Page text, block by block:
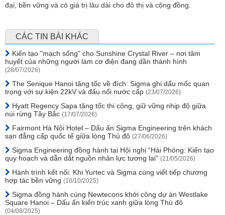
đại, bền vững và có giá trị lâu dài cho đô thị và cộng đồng.
CÁC TIN BÀI KHÁC
Kiến tạo "mạch sống" cho Sunshine Crystal River – nơi tâm
huyết của những người làm cơ điện đang dần thành hình
(28/07/2026)
The Senique Hanoi tăng tốc về đích: Sigma ghi dấu mốc quan
trọng với sự kiện 22kV và đấu nối nước cấp (23/07/2026)
Hyatt Regency Sapa tăng tốc thi công, giữ vững nhịp độ giữa
núi rừng Tây Bắc (17/07/2026)
Fairmont Hà Nội Hotel – Dấu ấn Sigma Engineering trên khách
sạn đẳng cấp quốc tế giữa lòng Thủ đô (27/06/2026)
Sigma Engineering đồng hành tại Hội nghị “Hải Phòng: Kiến tạo
quy hoạch và dẫn dắt nguồn nhân lực tương lai” (21/05/2026)
Hành trình kết nối: Khi Yurtec và Sigma cùng viết tiếp chương
hợp tác bền vững (10/10/2025)
Sigma đồng hành cùng Newtecons khởi công dự án Westlake
Square Hanoi – Dấu ấn kiến trúc xanh giữa lòng Thủ đô
(04/08/2025)